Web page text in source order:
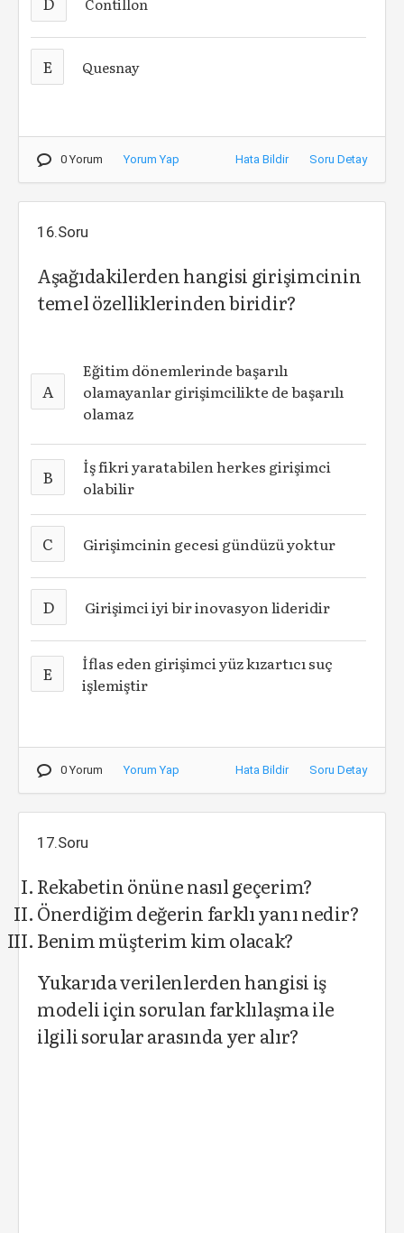
E Quesnay
0 Yorum Yorum Yap Hata Bildir Soru Detay
16.Soru
Aşağıdakilerden hangisi girişimcinin
temel özelliklerinden biridir?
A
Eğitim dönemlerinde başarılı
olamayanlar girişimcilikte de başarılı
olamaz
B
İş fikri yaratabilen herkes girişimci
olabilir
C Girişimcinin gecesi gündüzü yoktur
D Girişimci iyi bir inovasyon lideridir
E
İflas eden girişimci yüz kızartıcı suç
işlemiştir
0 Yorum Yorum Yap Hata Bildir Soru Detay
17.Soru
Rekabetin önüne nasıl geçerim?
Önerdiğim değerin farklı yanı nedir?
Benim müşterim kim olacak?
Yukarıda verilenlerden hangisi iş
modeli için sorulan farklılaşma ile
ilgili sorular arasında yer alır?